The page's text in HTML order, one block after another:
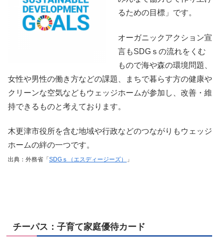
るための目標」です。
オーガニックアクション宣
言もSDGｓの流れをくむ
もので海や森の環境問題、
女性や男性の働き方などの課題、まちで暮らす方の健康や
クリーンな空気などもウェッジホームが参加し、改善・維
持できるものと考えております。
木更津市役所を含む地域や行政などのつながりもウェッジ
ホームの絆の一つです。
出典：外務省「 SDGｓ（エスディージーズ） 」
チーパス：子育て家庭優待カード